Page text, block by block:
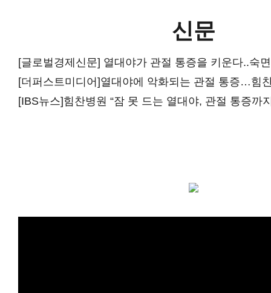
신문
[글로벌경제신문] 열대야가 관절 통증을 키운다..숙
[IBS뉴스]힘찬병원 “잠 못 드는 열대야, 관절 통증까